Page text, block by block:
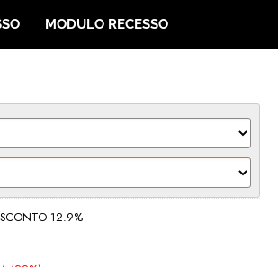
"Registrati"
MODULO RECESSO
SCONTO 12.9%